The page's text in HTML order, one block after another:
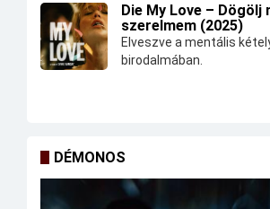
Die My Love – Dögölj
szerelmem (2025)
Elveszve a mentális
birodalmában.
DÉMONOS